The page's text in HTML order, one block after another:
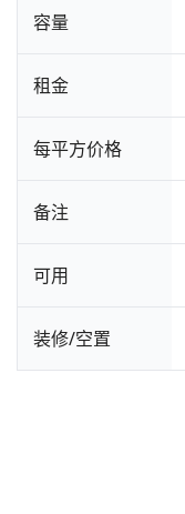
容量
租金
每平方价格
备注
可用
装修/空置